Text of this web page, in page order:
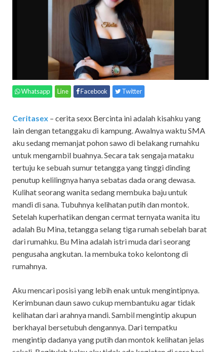
Whatsapp Line Facebook Twitter
Ceritasex – cerita sexx Bercinta ini adalah kisahku yang
lain dengan tetanggaku di kampung. Awalnya waktu SMA
aku sedang memanjat pohon sawo di belakang rumahku
untuk mengambil buahnya. Secara tak sengaja mataku
tertuju ke sebuah sumur tetangga yang tinggi dinding
penutup kelilingnya hanya sebatas dada orang dewasa.
Kulihat seorang wanita sedang membuka baju untuk
mandi di sana. Tubuhnya kelihatan putih dan montok.
Setelah kuperhatikan dengan cermat ternyata wanita itu
adalah Bu Mina, tetangga selang tiga rumah sebelah barat
dari rumahku. Bu Mina adalah istri muda dari seorang
pengusaha angkutan. Ia membuka toko kelontong di
rumahnya.
Aku mencari posisi yang lebih enak untuk mengintipnya.
Kerimbunan daun sawo cukup membantuku agar tidak
kelihatan dari arahnya mandi. Sambil mengintip akupun
berkhayal bersetubuh dengannya. Dari tempatku
mengintip dadanya yang putih dan montok kelihatan jelas